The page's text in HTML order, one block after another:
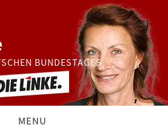
BUNDESTAGES
MENU